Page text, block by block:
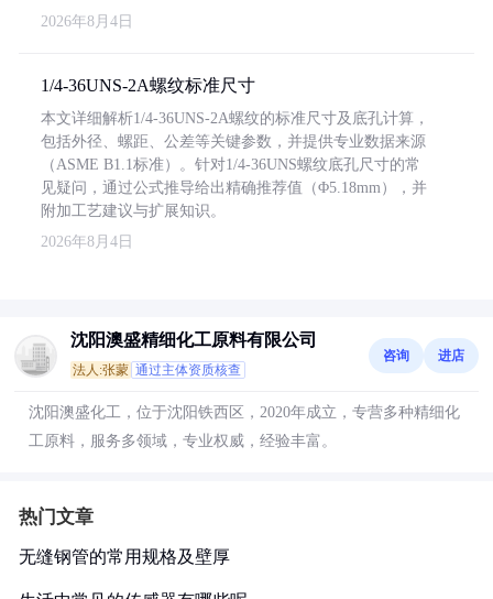
2026年8月4日
1/4-36UNS-2A螺纹标准尺寸
本文详细解析1/4-36UNS-2A螺纹的标准尺寸及底孔计算，
包括外径、螺距、公差等关键参数，并提供专业数据来源
（ASME B1.1标准）。针对1/4-36UNS螺纹底孔尺寸的常
见疑问，通过公式推导给出精确推荐值（Φ5.18mm），并
附加工艺建议与扩展知识。
2026年8月4日
沈阳澳盛精细化工原料有限公司
法人:张蒙 通过主体资质核查
咨询 进店
沈阳澳盛化工，位于沈阳铁西区，2020年成立，专营多种精细化
工原料，服务多领域，专业权威，经验丰富。
热门文章
无缝钢管的常用规格及壁厚